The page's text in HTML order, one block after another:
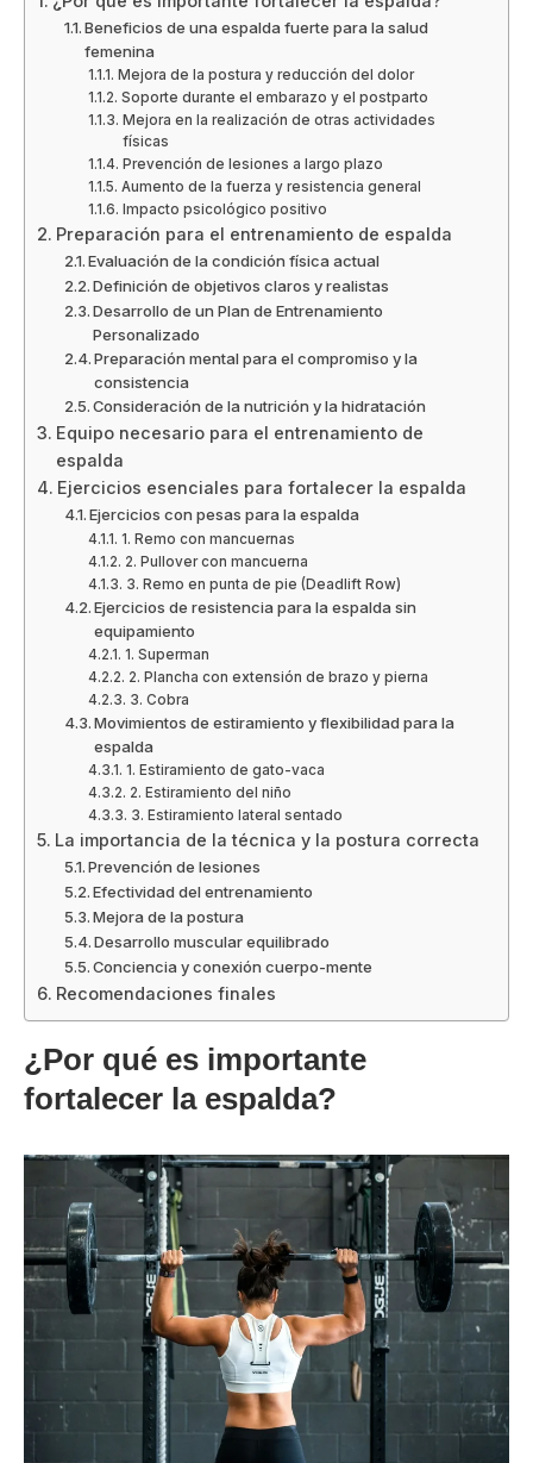
Beneficios de una espalda fuerte para la salud
femenina
Mejora de la postura y reducción del dolor
Soporte durante el embarazo y el postparto
Mejora en la realización de otras actividades
físicas
Prevención de lesiones a largo plazo
Aumento de la fuerza y resistencia general
Impacto psicológico positivo
Preparación para el entrenamiento de espalda
Evaluación de la condición física actual
Definición de objetivos claros y realistas
Desarrollo de un Plan de Entrenamiento
Personalizado
Preparación mental para el compromiso y la
consistencia
Consideración de la nutrición y la hidratación
Equipo necesario para el entrenamiento de
espalda
Ejercicios esenciales para fortalecer la espalda
Ejercicios con pesas para la espalda
1. Remo con mancuernas
2. Pullover con mancuerna
3. Remo en punta de pie (Deadlift Row)
Ejercicios de resistencia para la espalda sin
equipamiento
1. Superman
2. Plancha con extensión de brazo y pierna
3. Cobra
Movimientos de estiramiento y flexibilidad para la
espalda
1. Estiramiento de gato-vaca
2. Estiramiento del niño
3. Estiramiento lateral sentado
La importancia de la técnica y la postura correcta
Prevención de lesiones
Efectividad del entrenamiento
Mejora de la postura
Desarrollo muscular equilibrado
Conciencia y conexión cuerpo-mente
Recomendaciones finales
¿Por qué es importante
fortalecer la espalda?